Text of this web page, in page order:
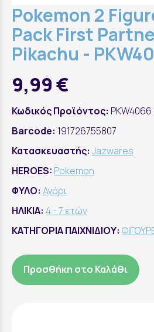
Pokemon 2
Pack First
Pikachu -
9,99 €
Κωδικός Προϊόντος: PKW4066
Barcode: 191726755807
Κατασκευαστής: Jazwares
HEROES: Pokemon
ΦΥΛΟ: Αγόρι
ΗΛΙΚΙΑ: 4 - 7 ετών
ΚΑΤΗΓΟΡΙΑ ΠΑΙΧΝΙΔΙΟΥ:
Προσθήκη στο Καλάθι